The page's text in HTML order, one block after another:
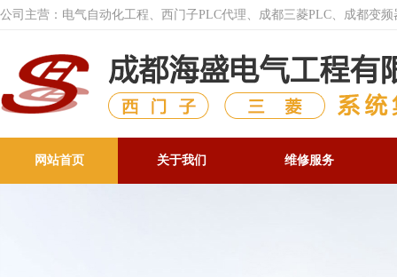
公司主营：电气自动化工程、西门子PLC代理、成都三菱PLC、成都变
网站首页 关于我们 维修服务